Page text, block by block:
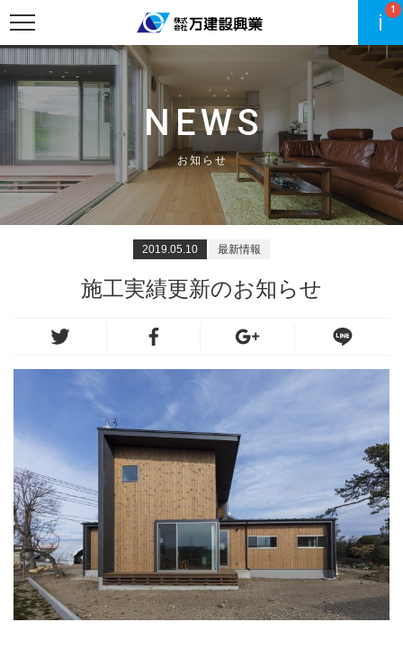
1
NEWS
お知らせ
2019.05.10 最新情報
施工実績更新のお知らせ